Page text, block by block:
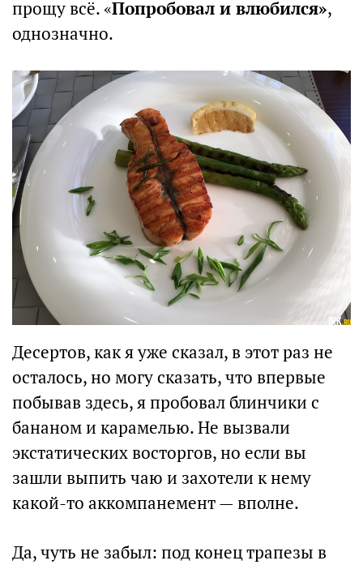
прощу всё. «Попробовал и влюбился»,
однозначно.
Десертов, как я уже сказал, в этот раз не
осталось, но могу сказать, что впервые
побывав здесь, я пробовал блинчики с
бананом и карамелью. Не вызвали
экстатических восторгов, но если вы
зашли выпить чаю и захотели к нему
какой-то аккомпанемент — вполне.
Да, чуть не забыл: под конец трапезы в